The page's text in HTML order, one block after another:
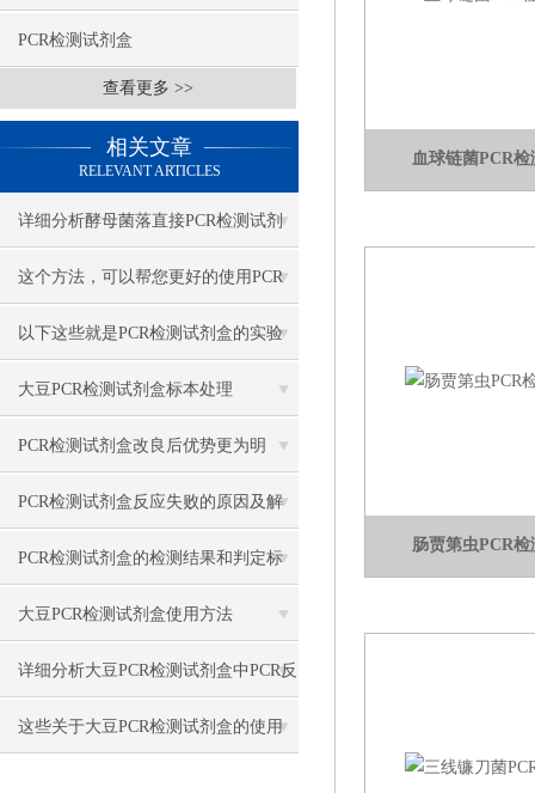
PCR检测试剂盒
查看更多 >>
相关文章
RELEVANT ARTICLES
详细分析酵母菌落直接PCR检测试剂
盒的优势和操作步骤
这个方法，可以帮您更好的使用PCR
检测试剂盒
以下这些就是PCR检测试剂盒的实验
目的和原理
大豆PCR检测试剂盒标本处理
PCR检测试剂盒改良后优势更为明
显，使用方便
PCR检测试剂盒​反应失败的原因及解
决方法
PCR检测试剂盒的检测结果和判定标
准
大豆PCR检测试剂盒使用方法
详细分析大豆PCR检测试剂盒中PCR反
应五要素
这些关于大豆PCR检测试剂盒的使用
血球链菌PCR
肠贾第虫PCR